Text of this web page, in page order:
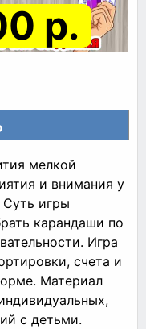
р.
мелкой
и внимания у
Суть игры
карандаши по
Игра
счета и
Материал
с детьми.